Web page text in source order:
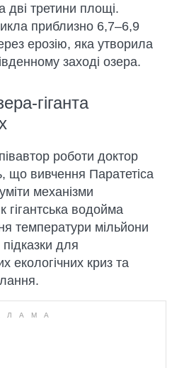
дві третини площі.
приблизно 6,7–6,9
ерозію, яка утворила
заході озера.
гіганта
роботи доктор
що вивчення Паратетіса
механізми
гігантська водойма
температури мільйони
для
екологічних криз та